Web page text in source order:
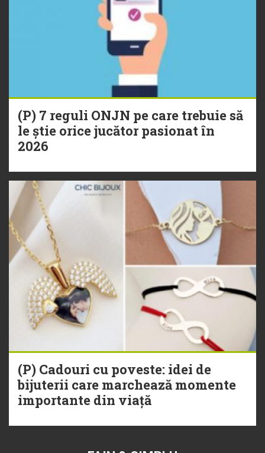
(P) 7 reguli ONJN pe care trebuie să
le știe orice jucător pasionat în
2026
(P) Cadouri cu poveste: idei de
bijuterii care marchează momente
importante din viață